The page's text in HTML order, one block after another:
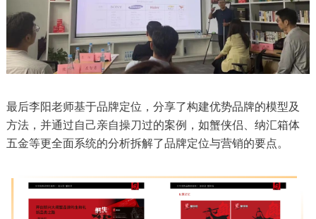
最后李阳老师基于品牌定位，分享了构建优势品牌的模型及
方法，并通过自己亲自操刀过的案例，如蟹侠侣、纳汇箱体
五金等更全面系统的分析拆解了品牌定位与营销的要点。